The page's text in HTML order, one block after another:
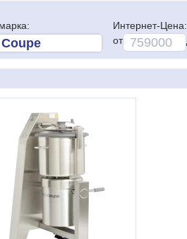
Интернет-Цена:
от